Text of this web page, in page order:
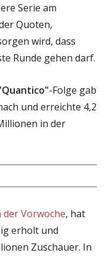
Serie am
Quoten,
wird, dass
Runde gehen darf.
-Folge gab
und erreichte 4,2
in der
Vorwoche, hat
erholt und
Zuschauer. In